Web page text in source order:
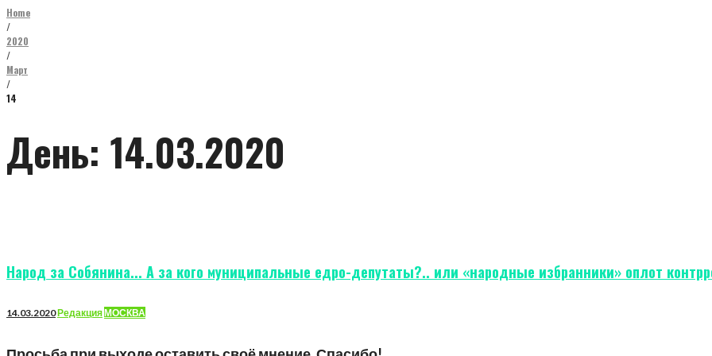
Home
/
2020
/
Март
/
14
День: 14.03.2020
Народ за Собянина... А за кого муниципальные едро-депутаты?.. или «народные избранники» оплот
14.03.2020РедакцияМОСКВА